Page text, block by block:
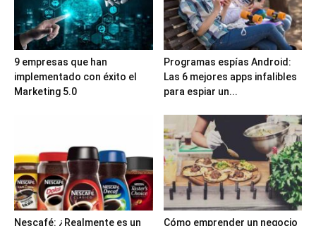
9 empresas que han
implementado con éxito el
Marketing 5.0
Programas espías Android:
Las 6 mejores apps infalibles
para espiar un...
Nescafé: ¿Realmente es un
Cómo emprender un negocio